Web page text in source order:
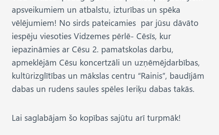
apsveikumiem un atbalstu, izturības un spēka
vēlējumiem! No sirds pateicamies par jūsu dāvāto
iespēju viesoties Vidzemes pērlē- Cēsīs, kur
iepazināmies ar Cēsu 2. pamatskolas darbu,
apmeklējām Cēsu koncertzāli un uzņēmējdarbības,
kultūrizglītības un mākslas centru “Rainis”, baudījām
dabas un rudens saules spēles Ieriķu dabas takās.
Lai saglabājam šo kopības sajūtu arī turpmāk!